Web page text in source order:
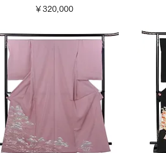
価格
￥320,000